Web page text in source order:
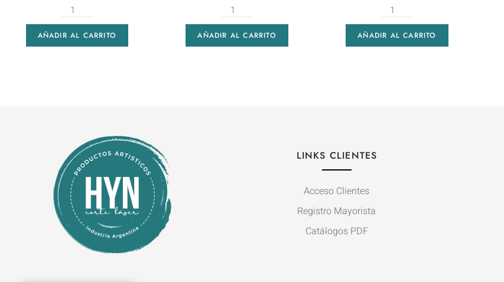
AÑADIR AL CARRITO AÑADIR AL CARRITO AÑADIR AL CARRITO
LINKS CLIENTES
Acceso Clientes
Registro Mayorista
Catálogos PDF